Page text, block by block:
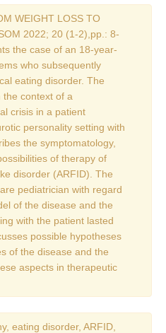
4-2017
3-2017
2-2017
1-2017
4-2016
pro autory
WEIGHT LOSS TO
2022; 20 (1-2),pp.: 8-
the case of an 18-year-
who subsequently
eating disorder. The
context of a
crisis in a patient
personality setting with
the symptomatology,
of therapy of
disorder (ARFID). The
pediatrician with regard
of the disease and the
with the patient lasted
possible hypotheses
of the disease and the
aspects in therapeutic
eating disorder, ARFID,